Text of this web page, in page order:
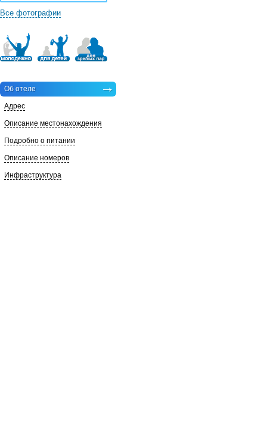
Все фотографии
Об отеле
Адрес
Описание местонахождения
Подробно о питании
Описание номеров
Инфраструктура